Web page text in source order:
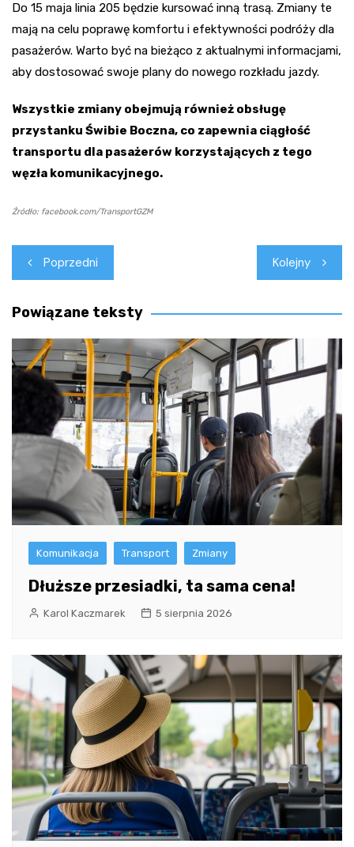
Do 15 maja linia 205 będzie kursować inną trasą. Zmiany te
mają na celu poprawę komfortu i efektywności podróży dla
pasażerów. Warto być na bieżąco z aktualnymi informacjami,
aby dostosować swoje plany do nowego rozkładu jazdy.
Wszystkie zmiany obejmują również obsługę
przystanku Świbie Boczna, co zapewnia ciągłość
transportu dla pasażerów korzystających z tego
węzła komunikacyjnego.
Źródło: facebook.com/TransportGZM
Nawigacja
wpisu
Poprzedni Kolejny
Powiązane teksty
Komunikacja Transport Zmiany
Dłuższe przesiadki, ta sama cena!
Karol Kaczmarek 5 sierpnia 2026